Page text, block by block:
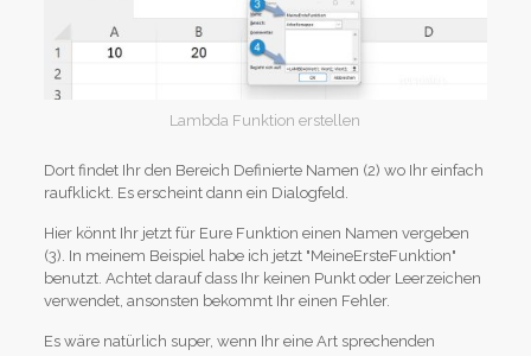
Lambda Funktion erstellen
Dort findet Ihr den Bereich Definierte Namen (2) wo Ihr einfach
raufklickt. Es erscheint dann ein Dialogfeld.
Hier könnt Ihr jetzt für Eure Funktion einen Namen vergeben
(3). In meinem Beispiel habe ich jetzt "MeineErsteFunktion"
benutzt. Achtet darauf dass Ihr keinen Punkt oder Leerzeichen
verwendet, ansonsten bekommt Ihr einen Fehler.
Es wäre natürlich super, wenn Ihr eine Art sprechenden